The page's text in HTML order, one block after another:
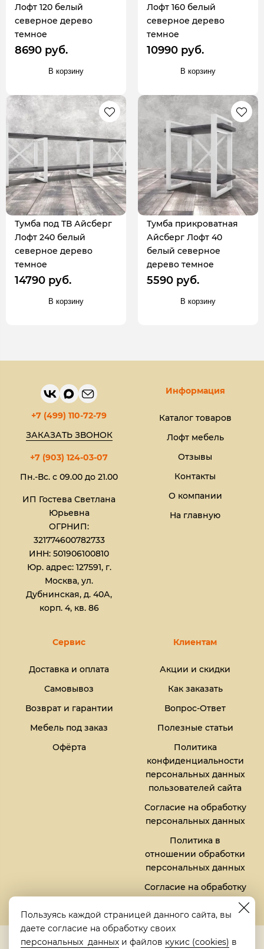
Лофт 120 белый
северное дерево
темное
8690 руб.
В корзину
Лофт 160 белый
северное дерево
темное
10990 руб.
В корзину
Тумба под ТВ Айсберг
Лофт 240 белый
северное дерево
темное
14790 руб.
В корзину
Тумба прикроватная
Айсберг Лофт 40
белый северное
дерево темное
5590 руб.
В корзину
+7 (499) 110-72-79
ЗАКАЗАТЬ ЗВОНОК
+7 (903) 124-03-07
Пн.-Вс. с 09.00 до 21.00
ИП Гостева Светлана
Юрьевна​
ОГРНИП:
321774600782733
ИНН: 501906100810
Юр. адрес: 127591, г.
Москва, ул.
Дубнинская, д. 40А,
корп. 4, кв. 86
Информация
Каталог товаров
Лофт мебель
Отзывы
Контакты
О компании
На главную
Сервис
Доставка и оплата
Самовывоз
Возврат и гарантии
Мебель под заказ
Офёрта
Клиентам
Акции и скидки
Как заказать
Вопрос-Ответ
Полезные статьи
Политика
конфиденциальности
персональных данных
пользователей сайта
Согласие на обработку
персональных данных
Политика в
отношении обработки
персональных данных
Согласие на обработку
файлов кукис (cookies)
5,0
Пользуясь каждой страницей данного сайта, вы
даете согласие на обработку своих
персональных данных и файлов кукис (cookies) в